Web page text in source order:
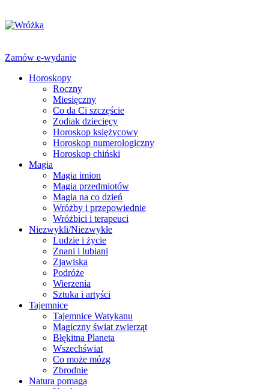
Zamów e-wydanie
Horoskopy
Roczny
Miesięczny
Co da Ci szczęście
Zodiak dziecięcy
Horoskop księżycowy
Horoskop numerologiczny
Horoskop chiński
Magia
Magia imion
Magia przedmiotów
Magia na co dzień
Wróżby i przepowiednie
Wróżbici i terapeuci
Niezwykli/Niezwykłe
Ludzie i życie
Znani i lubiani
Zjawiska
Podróże
Wierzenia
Sztuka i artyści
Tajemnice
Tajemnice Watykanu
Magiczny świat zwierząt
Błękitna Planeta
Wszechświat
Co może mózg
Zbrodnie
Natura pomaga